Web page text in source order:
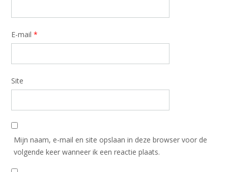
E-mail *
Site
Mijn naam, e-mail en site opslaan in deze browser voor de
volgende keer wanneer ik een reactie plaats.